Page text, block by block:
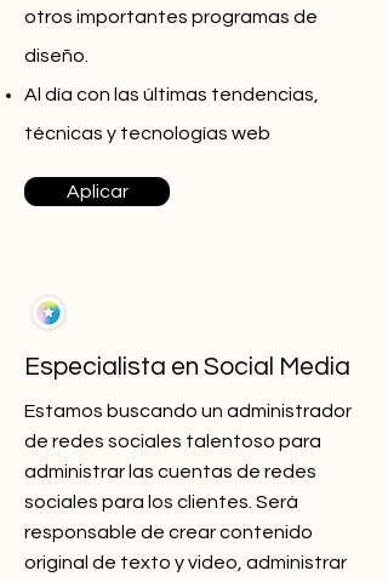
otros importantes programas de
diseño.
Al día con las últimas tendencias,
técnicas y tecnologías web
Aplicar
Especialista en Social Media
Estamos buscando un administrador
de redes sociales talentoso para
administrar las cuentas de redes
sociales para los clientes. Será
responsable de crear contenido
original de texto y video, administrar